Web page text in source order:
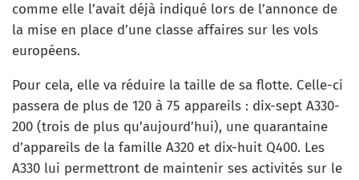
comme elle l’avait déjà indiqué lors de l’annonce de
la mise en place d’une classe affaires sur les vols
européens.
Pour cela, elle va réduire la taille de sa flotte. Celle-ci
passera de plus de 120 à 75 appareils : dix-sept A330-
200 (trois de plus qu’aujourd’hui), une quarantaine
d’appareils de la famille A320 et dix-huit Q400. Les
A330 lui permettront de maintenir ses activités sur le